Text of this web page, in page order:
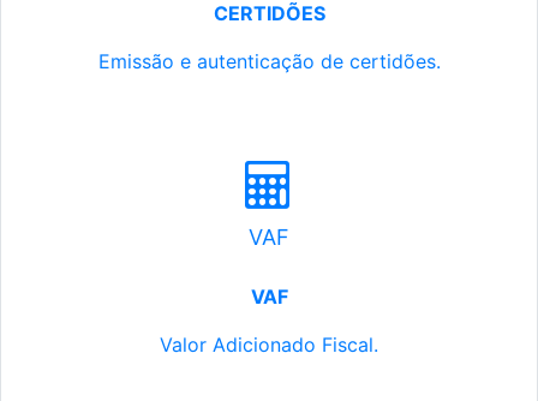
CERTIDÕES
Emissão e autenticação de certidões.
VAF
VAF
Valor Adicionado Fiscal.